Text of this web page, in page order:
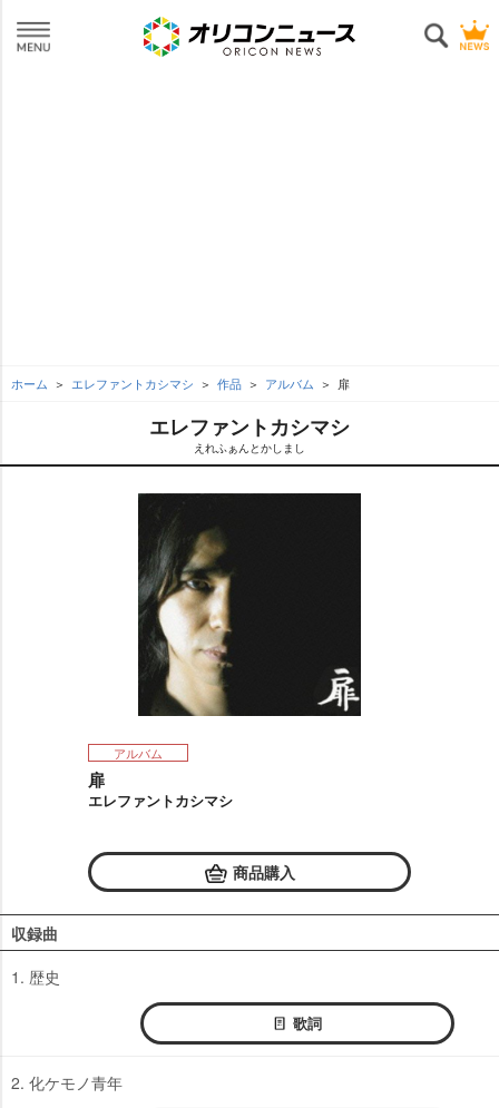
ホーム エレファントカシマシ 作品 アルバム 扉
エレファントカシマシ
えれふぁんとかしまし
アルバム
扉
エレファントカシマシ
商品購入
収録曲
1. 歴史
歌詞
2. 化ケモノ青年